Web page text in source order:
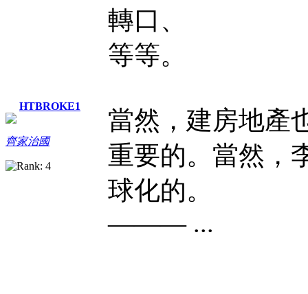
HTBROKE1
齊家治國
轉口、
等等。
當然，建房地產
重要的。當然，
球化的。
——— ...